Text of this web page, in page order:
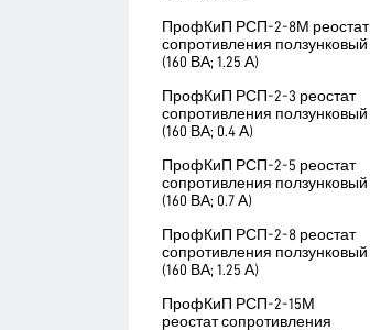
ПрофКиП РСП-2-8М реостат
сопротивления ползунковый
(160 ВА; 1.25 А)
ПрофКиП РСП-2-3 реостат
сопротивления ползунковый
(160 ВА; 0.4 А)
ПрофКиП РСП-2-5 реостат
сопротивления ползунковый
(160 ВА; 0.7 А)
ПрофКиП РСП-2-8 реостат
сопротивления ползунковый
(160 ВА; 1.25 А)
ПрофКиП РСП-2-15М
реостат сопротивления